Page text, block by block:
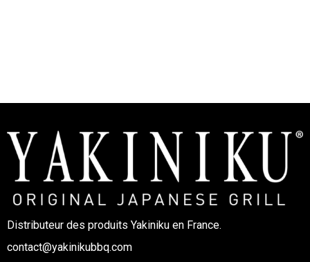
Distributeur des produits Yakiniku en France.
contact@yakinikubbq.com